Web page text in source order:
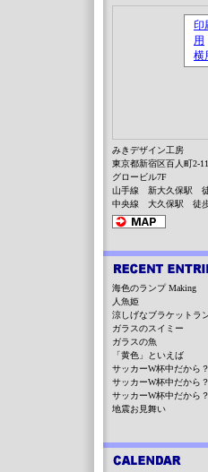
みきデザイン工房
東京都新宿区百人町2-
グロービル7F
山手線 新大久保駅
中央線 大久保駅 徒
海色のランプ Making
人魚姫
涼しげなブラケットラ
ガラスのスイミー
ガラスの魚
「黄色」といえば
サッカーW杯中だから？
サッカーW杯中だから？
サッカーW杯中だから？
地震お見舞い